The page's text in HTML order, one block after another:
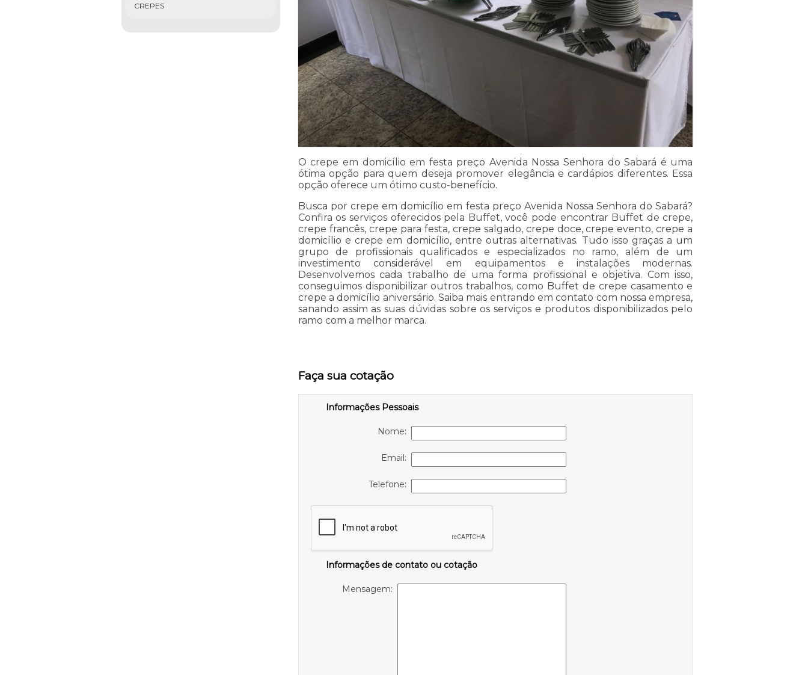
CREPES
O crepe em domicílio em festa preço Avenida Nossa Senhora do Sabará é uma
ótima opção para quem deseja promover elegância e cardápios diferentes. Essa
opção oferece um ótimo custo-benefício.
Busca por crepe em domicílio em festa preço Avenida Nossa Senhora do Sabará?
Confira os serviços oferecidos pela Buffet, você pode encontrar Buffet de crepe,
crepe francês, crepe para festa, crepe salgado, crepe doce, crepe evento, crepe a
domicílio e crepe em domicílio, entre outras alternativas. Tudo isso graças a um
grupo de profissionais qualificados e especializados no ramo, além de um
investimento considerável em equipamentos e instalações modernas.
Desenvolvemos cada trabalho de uma forma profissional e objetiva. Com isso,
conseguimos disponibilizar outros trabalhos, como Buffet de crepe casamento e
crepe a domicílio aniversário. Saiba mais entrando em contato com nossa empresa,
sanando assim as suas dúvidas sobre os serviços e produtos disponibilizados pelo
ramo com a melhor marca.
Faça sua cotação
Informações Pessoais
Nome:
Email:
Telefone:
Informações de contato ou cotação
Mensagem: